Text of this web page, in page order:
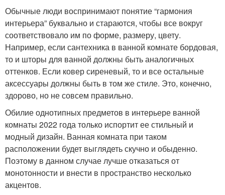
Обычные люди воспринимают понятие “гармония
интерьера” буквально и стараются, чтобы все вокруг
соответствовало им по форме, размеру, цвету.
Например, если сантехника в ванной комнате бордовая,
то и шторы для ванной должны быть аналогичных
оттенков. Если ковер сиреневый, то и все остальные
аксессуары должны быть в том же стиле. Это, конечно,
здорово, но не совсем правильно.
Обилие однотипных предметов в интерьере ванной
комнаты 2022 года только испортит ее стильный и
модный дизайн. Ванная комната при таком
расположении будет выглядеть скучно и обыденно.
Поэтому в данном случае лучше отказаться от
монотонности и внести в пространство несколько
акцентов.